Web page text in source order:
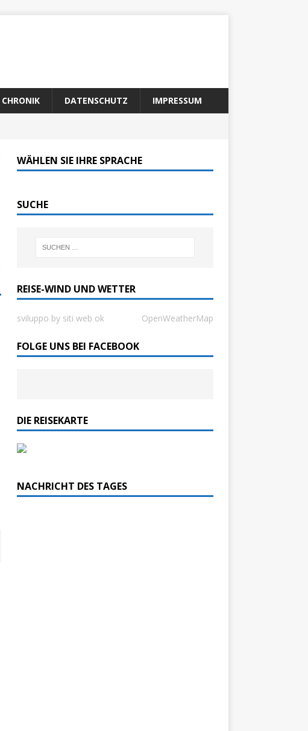
CHRONIK DATENSCHUTZ IMPRESSUM
WÄHLEN SIE IHRE SPRACHE
SUCHE
REISE-WIND UND WETTER
sviluppo by siti web ok OpenWeatherMap
FOLGE UNS BEI FACEBOOK
DIE REISEKARTE
NACHRICHT DES TAGES